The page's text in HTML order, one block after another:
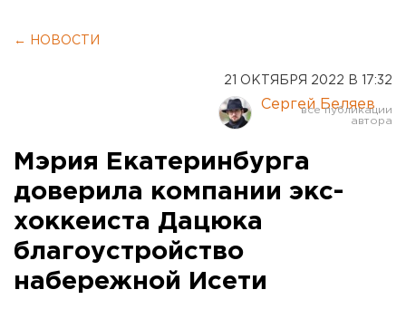
← НОВОСТИ
21 ОКТЯБРЯ 2022 В 17:32
Сергей Беляев
Мэрия Екатеринбурга
доверила компании экс-
хоккеиста Дацюка
благоустройство
набережной Исети